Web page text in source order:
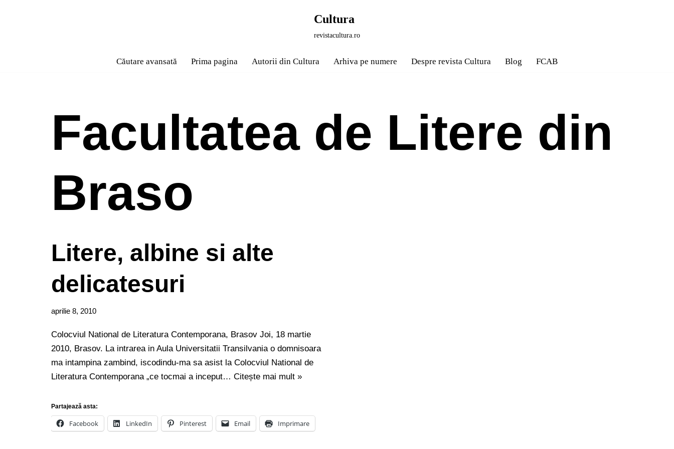
Cultura
revistacultura.ro
Căutare avansată Prima pagina Autorii din Cultura Arhiva pe numere Despre revista Cultura Blog FCAB
Facultatea de Litere din
Braso
Litere, albine si alte
delicatesuri
aprilie 8, 2010
Colocviul National de Literatura Contemporana, Brasov Joi, 18 martie
2010, Brasov. La intrarea in Aula Universitatii Transilvania o domnisoara
ma intampina zambind, iscodindu-ma sa asist la Colocviul National de
Literatura Contemporana „ce tocmai a inceput… Citește mai mult »
Partajează asta:
Facebook LinkedIn Pinterest Email Imprimare